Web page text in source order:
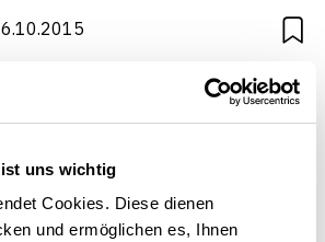
uns wichtig
Cookies. Diese dienen
und ermöglichen es, Ihnen